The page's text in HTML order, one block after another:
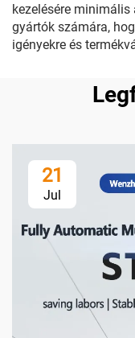
kezelésére
gyártók számára,
igényekre és
21
Jul